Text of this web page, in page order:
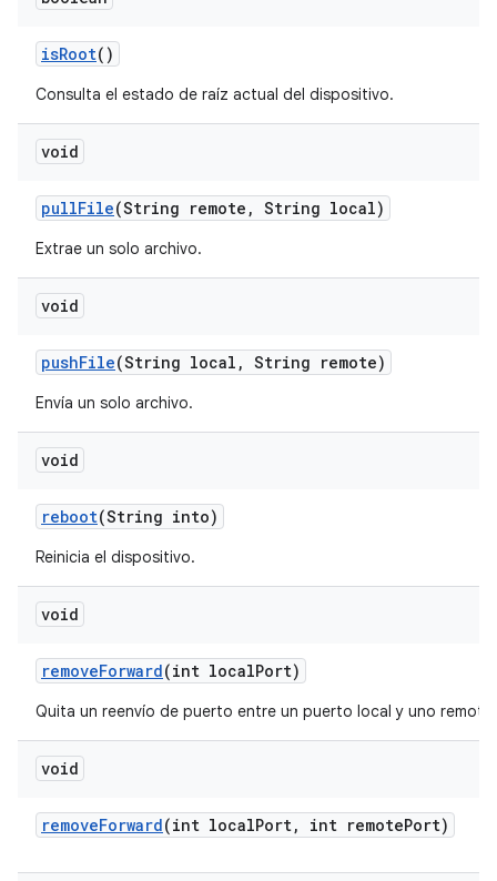
isRoot()
Consulta el estado de raíz actual del dispositivo.
void
pullFile(String remote , String local)
Extrae un solo archivo.
void
pushFile(String local , String remote)
Envía un solo archivo.
void
reboot(String into)
Reinicia el dispositivo.
void
removeForward(int localPort)
Quita un reenvío de puerto entre un puerto local y uno remoto.
void
removeForward(int localPort, int remotePort)